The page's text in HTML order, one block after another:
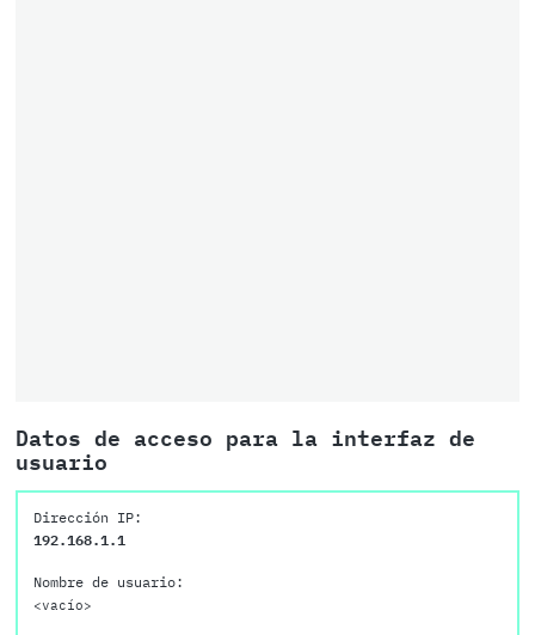
Datos de acceso para la interfaz de
usuario
Dirección IP:
192.168.1.1
Nombre de usuario:
<vacío>